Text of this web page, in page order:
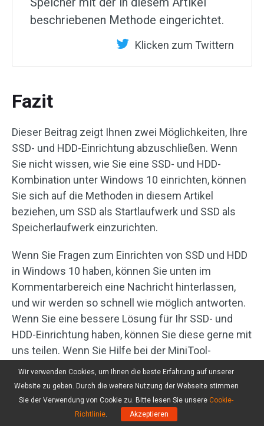
beschriebenen Methode eingerichtet.
Klicken zum Twittern
Fazit
Dieser Beitrag zeigt Ihnen zwei Möglichkeiten, Ihre
SSD- und HDD-Einrichtung abzuschließen. Wenn
Sie nicht wissen, wie Sie eine SSD- und HDD-
Kombination unter Windows 10 einrichten, können
Sie sich auf die Methoden in diesem Artikel
beziehen, um SSD als Startlaufwerk und SSD als
Speicherlaufwerk einzurichten.
Wenn Sie Fragen zum Einrichten von SSD und HDD
in Windows 10 haben, können Sie unten im
Kommentarbereich eine Nachricht hinterlassen,
und wir werden so schnell wie möglich antworten.
Wenn Sie eine bessere Lösung für Ihr SSD- und
HDD-Einrichtung haben, können Sie diese gerne mit
uns teilen. Wenn Sie Hilfe bei der MiniTool-
Software benötigen, können Sie uns unter
support@minitool.comkontaktieren.
Wir verwenden Cookies, um Ihnen die beste Erfahrung auf unserer
Website zu geben. Durch die weitere Nutzung der Webseite stimmen
Sie der Verwendung von Cookie zu. Bitte lesen Sie unsere Cookie-
Richtlinie. Akzeptieren